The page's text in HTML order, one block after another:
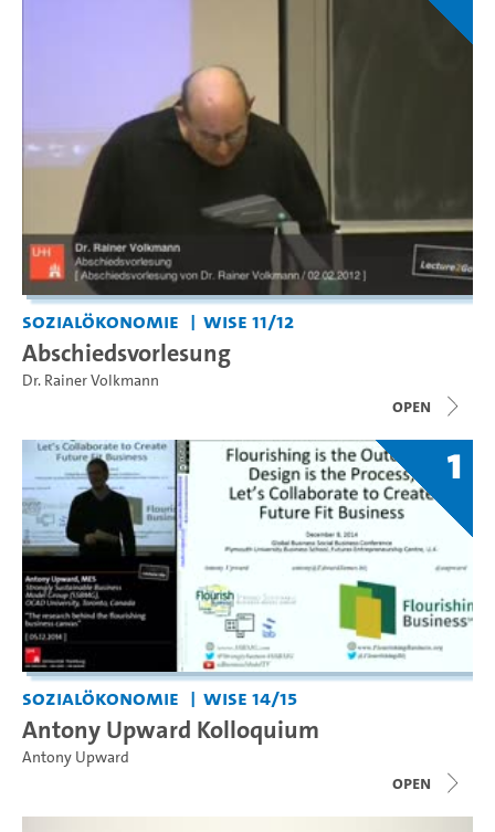
Sozialökonomie WiSe 11/12
Abschiedsvorlesung
Dr. Rainer Volkmann
open
1
Sozialökonomie WiSe 14/15
Antony Upward Kolloquium
Antony Upward
open